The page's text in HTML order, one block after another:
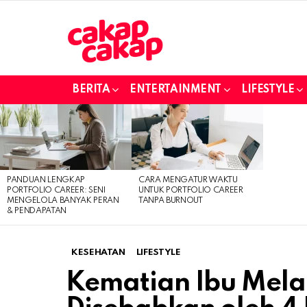
BERITA ENTERTAINMENT LIFESTYLE
LATEST
STORIES
PANDUAN LENGKAP
PORTFOLIO CAREER: SENI
MENGELOLA BANYAK PERAN
& PENDAPATAN
CARA MENGATUR WAKTU
UNTUK PORTFOLIO CAREER
TANPA BURNOUT
KESEHATAN LIFESTYLE
Kematian Ibu